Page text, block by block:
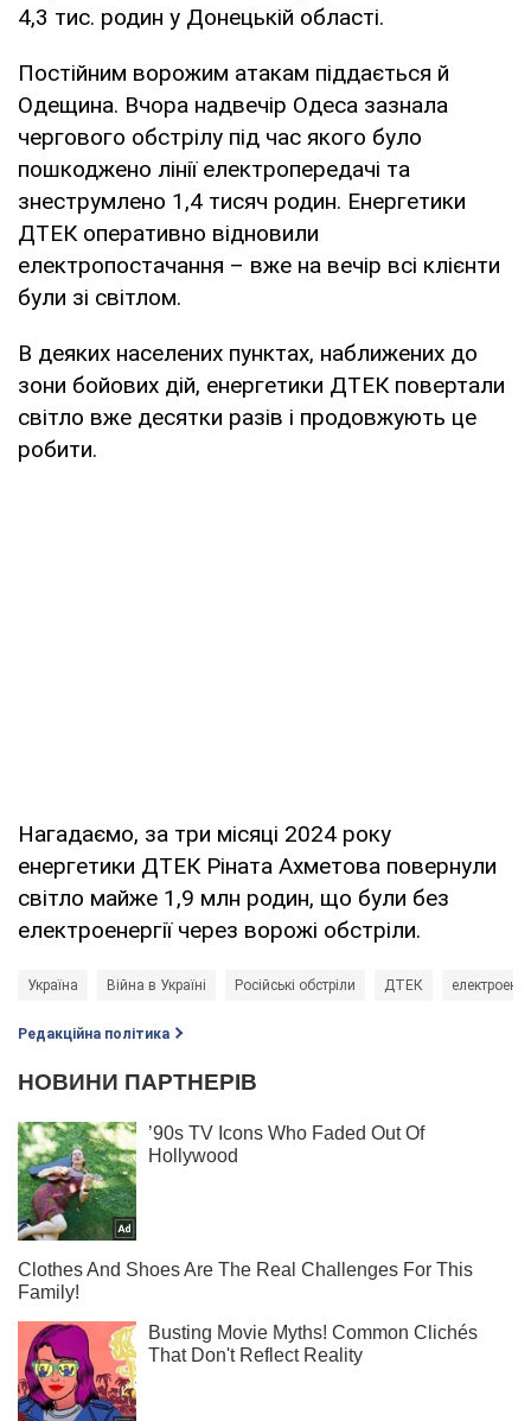
4,3 тис. родин у Донецькій області.
Постійним ворожим атакам піддається й
Одещина. Вчора надвечір Одеса зазнала
чергового обстрілу під час якого було
пошкоджено лінії електропередачі та
знеструмлено 1,4 тисяч родин. Енергетики
ДТЕК оперативно відновили
електропостачання – вже на вечір всі клієнти
були зі світлом.
В деяких населених пунктах, наближених до
зони бойових дій, енергетики ДТЕК повертали
світло вже десятки разів і продовжують це
робити.
Нагадаємо, за три місяці 2024 року
енергетики ДТЕК Ріната Ахметова повернули
світло майже 1,9 млн родин, що були без
електроенергії через ворожі обстріли.
Україна Війна в Україні Російські обстріли ДТЕК
Редакційна політика